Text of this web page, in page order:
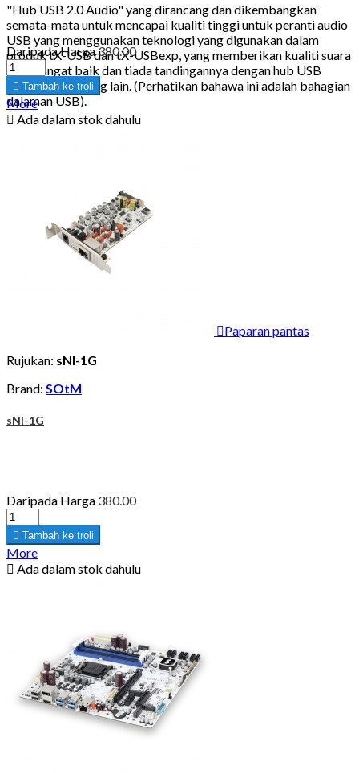
"Hub USB 2.0 Audio" yang dirancang dan dikembangkan
semata-mata untuk mencapai kualiti tinggi untuk peranti audio
USB yang menggunakan teknologi yang digunakan dalam
produk tX-USB dan tX-USBexp, yang memberikan kualiti suara
yang sangat baik dan tiada tandingannya dengan hub USB
konvensional yang lain. (Perhatikan bahawa ini adalah bahagian
dalaman USB).
DaripadaHarga380.00
 Tambah ke troli
More
 Ada dalam stok dahulu
Paparan pantas
Rujukan: sNI-1G
Brand: SOtM
sNI-1G
Daripada Harga 380.00
 Tambah ke troli
More
 Ada dalam stok dahulu